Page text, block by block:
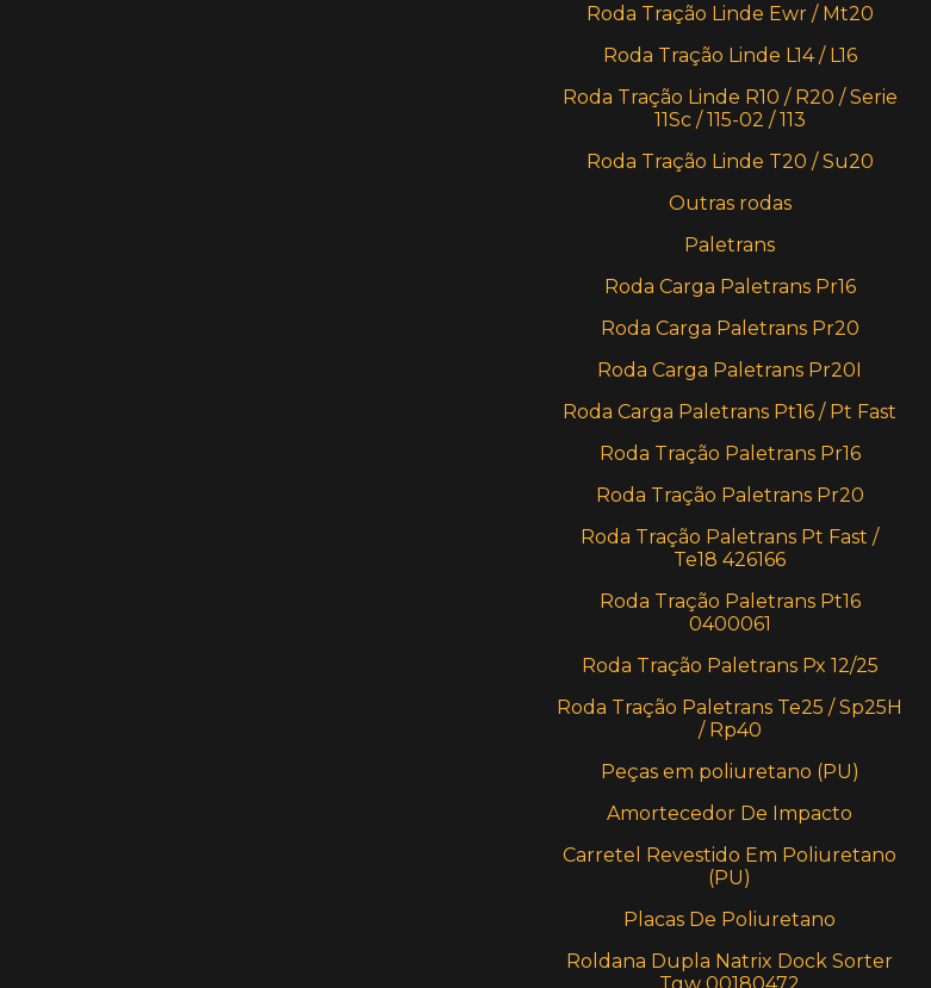
Roda Tração Linde Ewr / Mt20
Roda Tração Linde L14 / L16
Roda Tração Linde R10 / R20 / Serie
11Sc / 115-02 / 113
Roda Tração Linde T20 / Su20
Outras rodas
Paletrans
Roda Carga Paletrans Pr16
Roda Carga Paletrans Pr20
Roda Carga Paletrans Pr20I
Roda Carga Paletrans Pt16 / Pt Fast
Roda Tração Paletrans Pr16
Roda Tração Paletrans Pr20
Roda Tração Paletrans Pt Fast /
Te18 426166
Roda Tração Paletrans Pt16
0400061
Roda Tração Paletrans Px 12/25
Roda Tração Paletrans Te25 / Sp25H
/ Rp40
Peças em poliuretano (PU)
Amortecedor De Impacto
Carretel Revestido Em Poliuretano
(PU)
Placas De Poliuretano
Roldana Dupla Natrix Dock Sorter
Tgw 00180472